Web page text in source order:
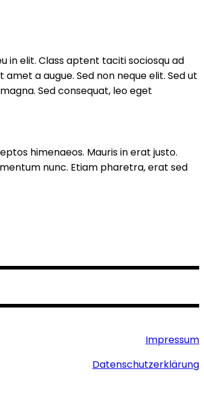
in elit. Class aptent taciti sociosqu ad
a augue. Sed non neque elit. Sed ut
Sed consequat, leo eget
himenaeos. Mauris in erat justo.
nunc. Etiam pharetra, erat sed
Impressum
Datenschutzerklärung